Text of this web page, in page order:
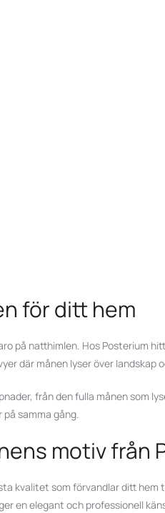
för ditt hem
på natthimlen. Hos Posterium
där månen lyser över landskap
från den fulla månen som
samma gång.
motiv från
kvalitet som förvandlar ditt
en elegant och professionell